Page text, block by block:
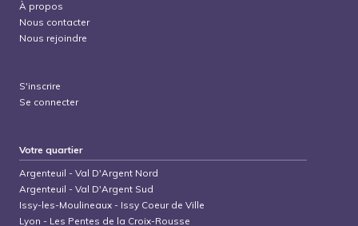
À propos
Nous contacter
Nous rejoindre
S'inscrire
Se connecter
Votre quartier
Argenteuil -Val D'Argent Nord
Argenteuil -Val D'Argent Sud
Issy-les-Moulineaux - Issy Coeur de Ville
Lyon - Les Pentes de la Croix-Rousse